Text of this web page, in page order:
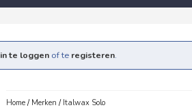
in te loggen of te registeren.
Home/ Merken / Italwax Solo